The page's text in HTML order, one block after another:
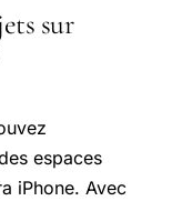
sur
espaces
iPhone. Avec